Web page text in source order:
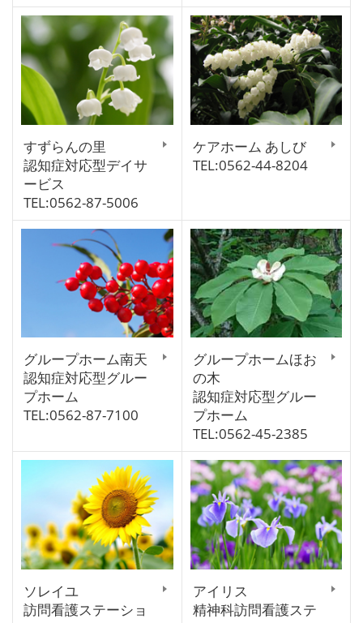
すずらんの里
認知症対応型デイサ
ービス
TEL:0562-87-5006
ケアホーム あしび
TEL:0562-44-8204
グループホーム南天
認知症対応型グルー
プホーム
TEL:0562-87-7100
グループホームほお
の木
認知症対応型グルー
プホーム
TEL:0562-45-2385
ソレイユ
訪問看護ステーショ
アイリス
精神科訪問看護ステ